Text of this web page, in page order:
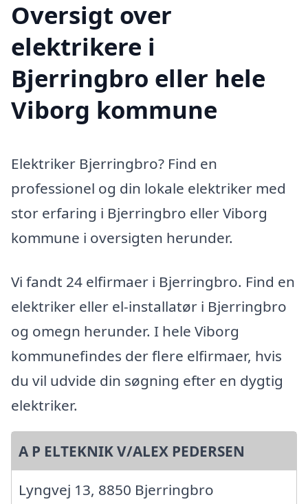
Oversigt over
elektrikere i
Bjerringbro eller hele
Viborg kommune
Elektriker Bjerringbro? Find en
professionel og din lokale elektriker med
stor erfaring i Bjerringbro eller Viborg
kommune i oversigten herunder.
Vi fandt 24 elfirmaer i Bjerringbro. Find en
elektriker eller el-installatør i Bjerringbro
og omegn herunder. I hele Viborg
kommunefindes der flere elfirmaer, hvis
du vil udvide din søgning efter en dygtig
elektriker.
A P ELTEKNIK V/ALEX PEDERSEN
Lyngvej 13, 8850 Bjerringbro